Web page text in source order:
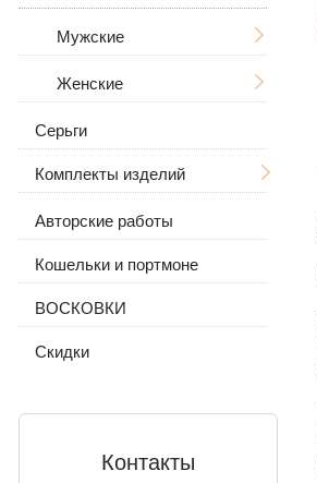
С камнями
Каменные
Кожаные
Кожа с серебром
Рамзес
Бисмарк
Якорное (якорь) с
Панцирное (Панцирь)
Византийское
(Валькирия, Малайзия)
якорное
Трактор (двойное
Литьё
Мужские
С черепом
С волком
С камнями
Без камней
Женские
С камнями
Без камней
Серьги
Комплекты изделий
Серьги и кольцо
Цепочка с подвеской
Авторские работы
Кошельки и портмоне
ВОСКОВКИ
Скидки
Контакты